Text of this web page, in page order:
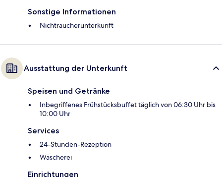
Sonstige Informationen
Nichtraucherunterkunft
Ausstattung der Unterkunft
Speisen und Getränke
Inbegriffenes Frühstücksbuffet täglich von 06:30 Uhr bis
10:00 Uhr
Services
24-Stunden-Rezeption
Wäscherei
Einrichtungen